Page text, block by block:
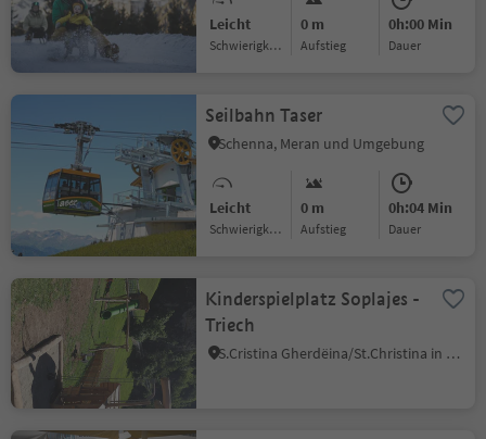
Leicht
Schwierigkeitsgrad
0 m
Aufstieg
0h:00 Min
Dauer
Seilbahn Taser
Schenna, Meran und Umgebung
Leicht
Schwierigkeitsgrad
0 m
Aufstieg
0h:04 Min
Dauer
Kinderspielplatz Soplajes -
Triech
S.Cristina Gherdëina/St.Christina in Gröden, St.Christina in Gröden, Dolomitenregion Gröden